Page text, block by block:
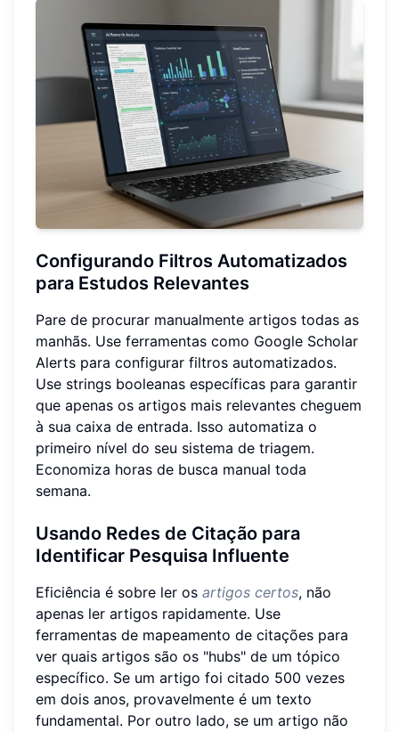
Configurando Filtros Automatizados
para Estudos Relevantes
Pare de procurar manualmente artigos todas as
manhãs. Use ferramentas como Google Scholar
Alerts para configurar filtros automatizados.
Use strings booleanas específicas para garantir
que apenas os artigos mais relevantes cheguem
à sua caixa de entrada. Isso automatiza o
primeiro nível do seu sistema de triagem.
Economiza horas de busca manual toda
semana.
Usando Redes de Citação para
Identificar Pesquisa Influente
Eficiência é sobre ler os artigos certos, não
apenas ler artigos rapidamente. Use
ferramentas de mapeamento de citações para
ver quais artigos são os "hubs" de um tópico
específico. Se um artigo foi citado 500 vezes
em dois anos, provavelmente é um texto
fundamental. Por outro lado, se um artigo não